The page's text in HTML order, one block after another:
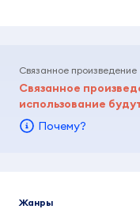
Связанное произведение
Связанное
использование
Почему?
Жанры